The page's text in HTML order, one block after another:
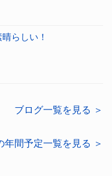
らしい！
ブログ一覧を見る ＞
年間予定一覧を見る ＞